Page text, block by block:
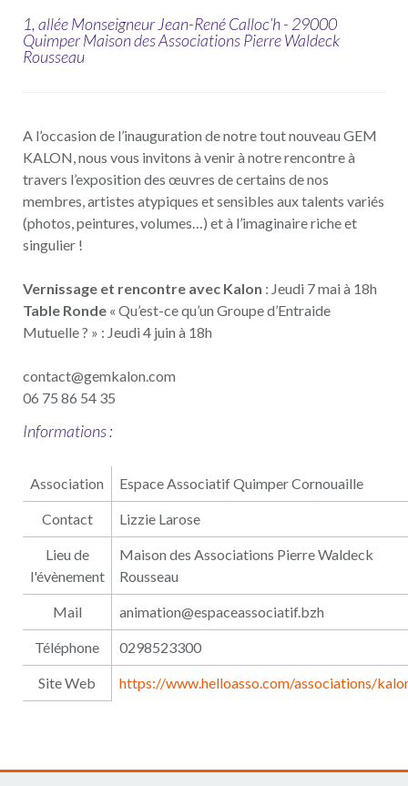
1, allée Monseigneur Jean-René Calloc’h - 29000
Quimper Maison des Associations Pierre Waldeck
Rousseau
A l’occasion de l’inauguration de notre tout nouveau GEM
KALON, nous vous invitons à venir à notre rencontre à
travers l’exposition des œuvres de certains de nos
membres, artistes atypiques et sensibles aux talents variés
(photos, peintures, volumes…) et à l’imaginaire riche et
singulier !
Vernissage et rencontre avec Kalon : Jeudi 7 mai à 18h
Table Ronde « Qu’est-ce qu’un Groupe d’Entraide
Mutuelle ? » : Jeudi 4 juin à 18h
contact@gemkalon.com
06 75 86 54 35
Informations :
Association Espace Associatif Quimper Cornouaille
Contact Lizzie Larose
Lieu de
l'évènement
Maison des Associations Pierre Waldeck
Rousseau
Mail animation@espaceassociatif.bzh
Téléphone 0298523300
Site Web https://www.helloasso.com/associations/